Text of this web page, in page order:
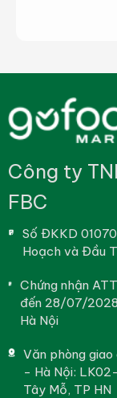
Công ty
FBC
Số ĐKKD
Hoạch và Đầu
Chứng nhận
đến 28/07/
Hà Nội
Văn phòng giao
- Hà Nội:
Tây Mỗ, TP HN